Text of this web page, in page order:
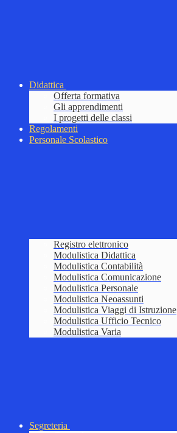
Didattica
Offerta formativa
Gli apprendimenti
I progetti delle classi
Regolamenti
Personale Scolastico
Registro elettronico
Modulistica Didattica
Modulistica Contabilità
Modulistica Comunicazione
Modulistica Personale
Modulistica Neoassunti
Modulistica Viaggi di Istruzione
Modulistica Ufficio Tecnico
Modulistica Varia
Segreteria